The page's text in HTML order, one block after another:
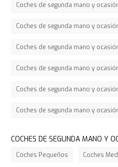
Coches de segunda mano y
Coches de segunda mano y
Coches de segunda mano y
Coches de segunda mano y
Coches de segunda mano y
Coches de segunda mano y
COCHES DE SEGUNDA MANO Y
Coches Pequeños Coches